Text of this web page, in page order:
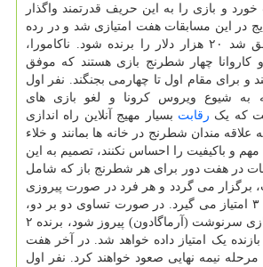
و بازی را به این حریف قدرتمند واگذار
در این مسابقات هفت امتیازی شد و در رده
ششم ایستاد. او موفق شد ۲۰ هزار دلار را برنده شود. ناکامورا،
کاروانا چهار شطرنج بازی هستند که موفق
و برای مقام اول تا چهارمی بجنگند. نفر اول
به شیوع ویروس کرونا و لغو بازی های
که یک رقابت بسیار مهیج آنلاین راه اندازی
مندان شطرنج در خانه ها بمانند و خلاء
و باکیفیت را احساس نکنند، تصمیم به این
در هفت دور برای هر شطرنج باز که شامل
برگزار می گردد و هر فرد در صورت پیروزی
مستقیم برابر حریف، ۳ امتیاز می گیرد. در صورت تساوی دو بر دو،
شطرنج بازی که در بازی سرنوشت (آرماگادون) پیروز شود، برنده ۲
بازنده یک امتیاز داده خواهد شد. در آخر هفت
مرحله نیمه نهایی صعود خواهند کرد. نفر اول